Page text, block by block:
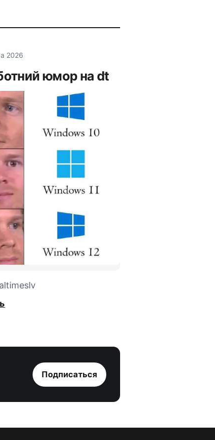
2026
юмор на dt
Подписаться